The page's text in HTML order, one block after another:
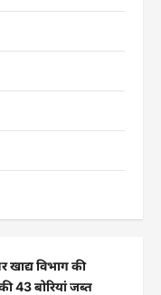
विभाग की
43 बोरियां जब्त